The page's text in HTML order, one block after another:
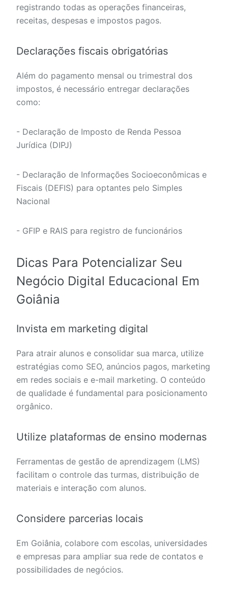
registrando todas as operações financeiras,
receitas, despesas e impostos pagos.
Declarações fiscais obrigatórias
Além do pagamento mensal ou trimestral dos
impostos, é necessário entregar declarações
como:
- Declaração de Imposto de Renda Pessoa
Jurídica (DIPJ)
- Declaração de Informações Socioeconômicas e
Fiscais (DEFIS) para optantes pelo Simples
Nacional
- GFIP e RAIS para registro de funcionários
Dicas Para Potencializar Seu
Negócio Digital Educacional Em
Goiânia
Invista em marketing digital
Para atrair alunos e consolidar sua marca, utilize
estratégias como SEO, anúncios pagos, marketing
em redes sociais e e-mail marketing. O conteúdo
de qualidade é fundamental para posicionamento
orgânico.
Utilize plataformas de ensino modernas
Ferramentas de gestão de aprendizagem (LMS)
facilitam o controle das turmas, distribuição de
materiais e interação com alunos.
Considere parcerias locais
Em Goiânia, colabore com escolas, universidades
e empresas para ampliar sua rede de contatos e
possibilidades de negócios.